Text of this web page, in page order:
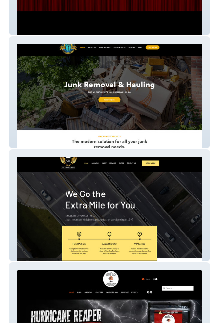
Trash Junkies LA | Junk Removal & Eco-
My Seattle Ride | Luxury Airport & Event
Transportation